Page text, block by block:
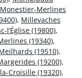
Monestier-Merlines
, Millevaches
l’Église (19800),
(19340),
(19510),
(19200),
Croisille (19320),